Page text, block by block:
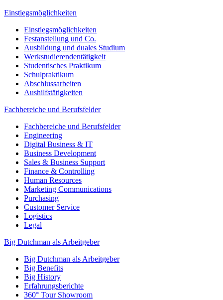
Einstiegsmöglichkeiten
Einstiegsmöglichkeiten
Festanstellung und Co.
Ausbildung und duales Studium
Werkstudierendentätigkeit
Studentisches Praktikum
Schulpraktikum
Abschlussarbeiten
Aushilfstätigkeiten
Fachbereiche und Berufsfelder
Fachbereiche und Berufsfelder
Engineering
Digital Business & IT
Business Development
Sales & Business Support
Finance & Controlling
Human Resources
Marketing Communications
Purchasing
Customer Service
Logistics
Legal
Big Dutchman als Arbeitgeber
Big Dutchman als Arbeitgeber
Big Benefits
Big History
Erfahrungsberichte
360° Tour Showroom